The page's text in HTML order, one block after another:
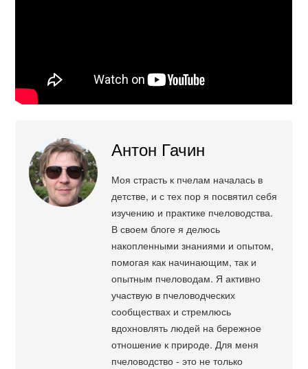
Антон Гачин
Моя страсть к пчелам началась в
детстве, и с тех пор я посвятил себя
изучению и практике пчеловодства.
В своем блоге я делюсь
накопленными знаниями и опытом,
помогая как начинающим, так и
опытным пчеловодам. Я активно
участвую в пчеловодческих
сообществах и стремлюсь
вдохновлять людей на бережное
отношение к природе. Для меня
пчеловодство - это не только